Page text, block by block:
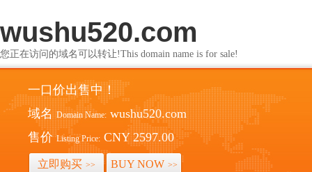
wushu520.com
您正在访问的域名可以转让!This domain name is for sale!
一口价出售中！
域名 Domain Name: wushu520.com
售价 Listing Price: CNY 2597.00
立即购买 >> BUY NOW >>